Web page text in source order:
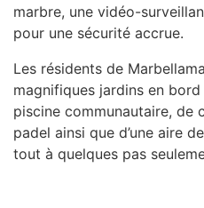
marbre, une vidéo-
pour une sécurité accrue.
Les résidents de
magnifiques jardins en bord
piscine communautaire, de
padel ainsi que d’une aire
tout à quelques pas